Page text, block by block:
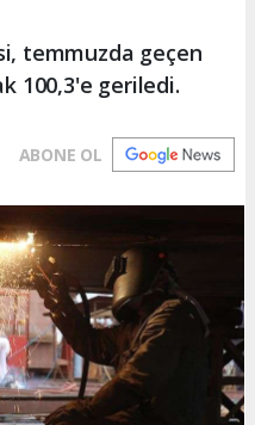
temmuzda geçen
100,3'e geriledi.
ABONE OL